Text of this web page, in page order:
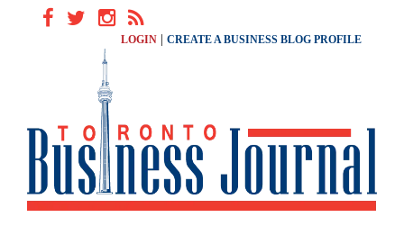
LOGIN CREATE A BUSINESS BLOG PROFILE